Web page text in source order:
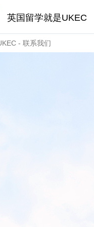
英国留学就是UKEC
- 联系我们